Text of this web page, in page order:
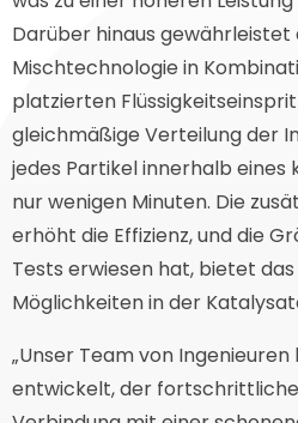
Darüber hinaus gewährleistet
Mischtechnologie in
platzierten
gleichmäßige Verteilung der
jedes Partikel innerhalb eines
nur wenigen Minuten. Die
erhöht die Effizienz, und die
Tests erwiesen hat, bietet
Möglichkeiten in der
„Unser Team von
entwickelt, der